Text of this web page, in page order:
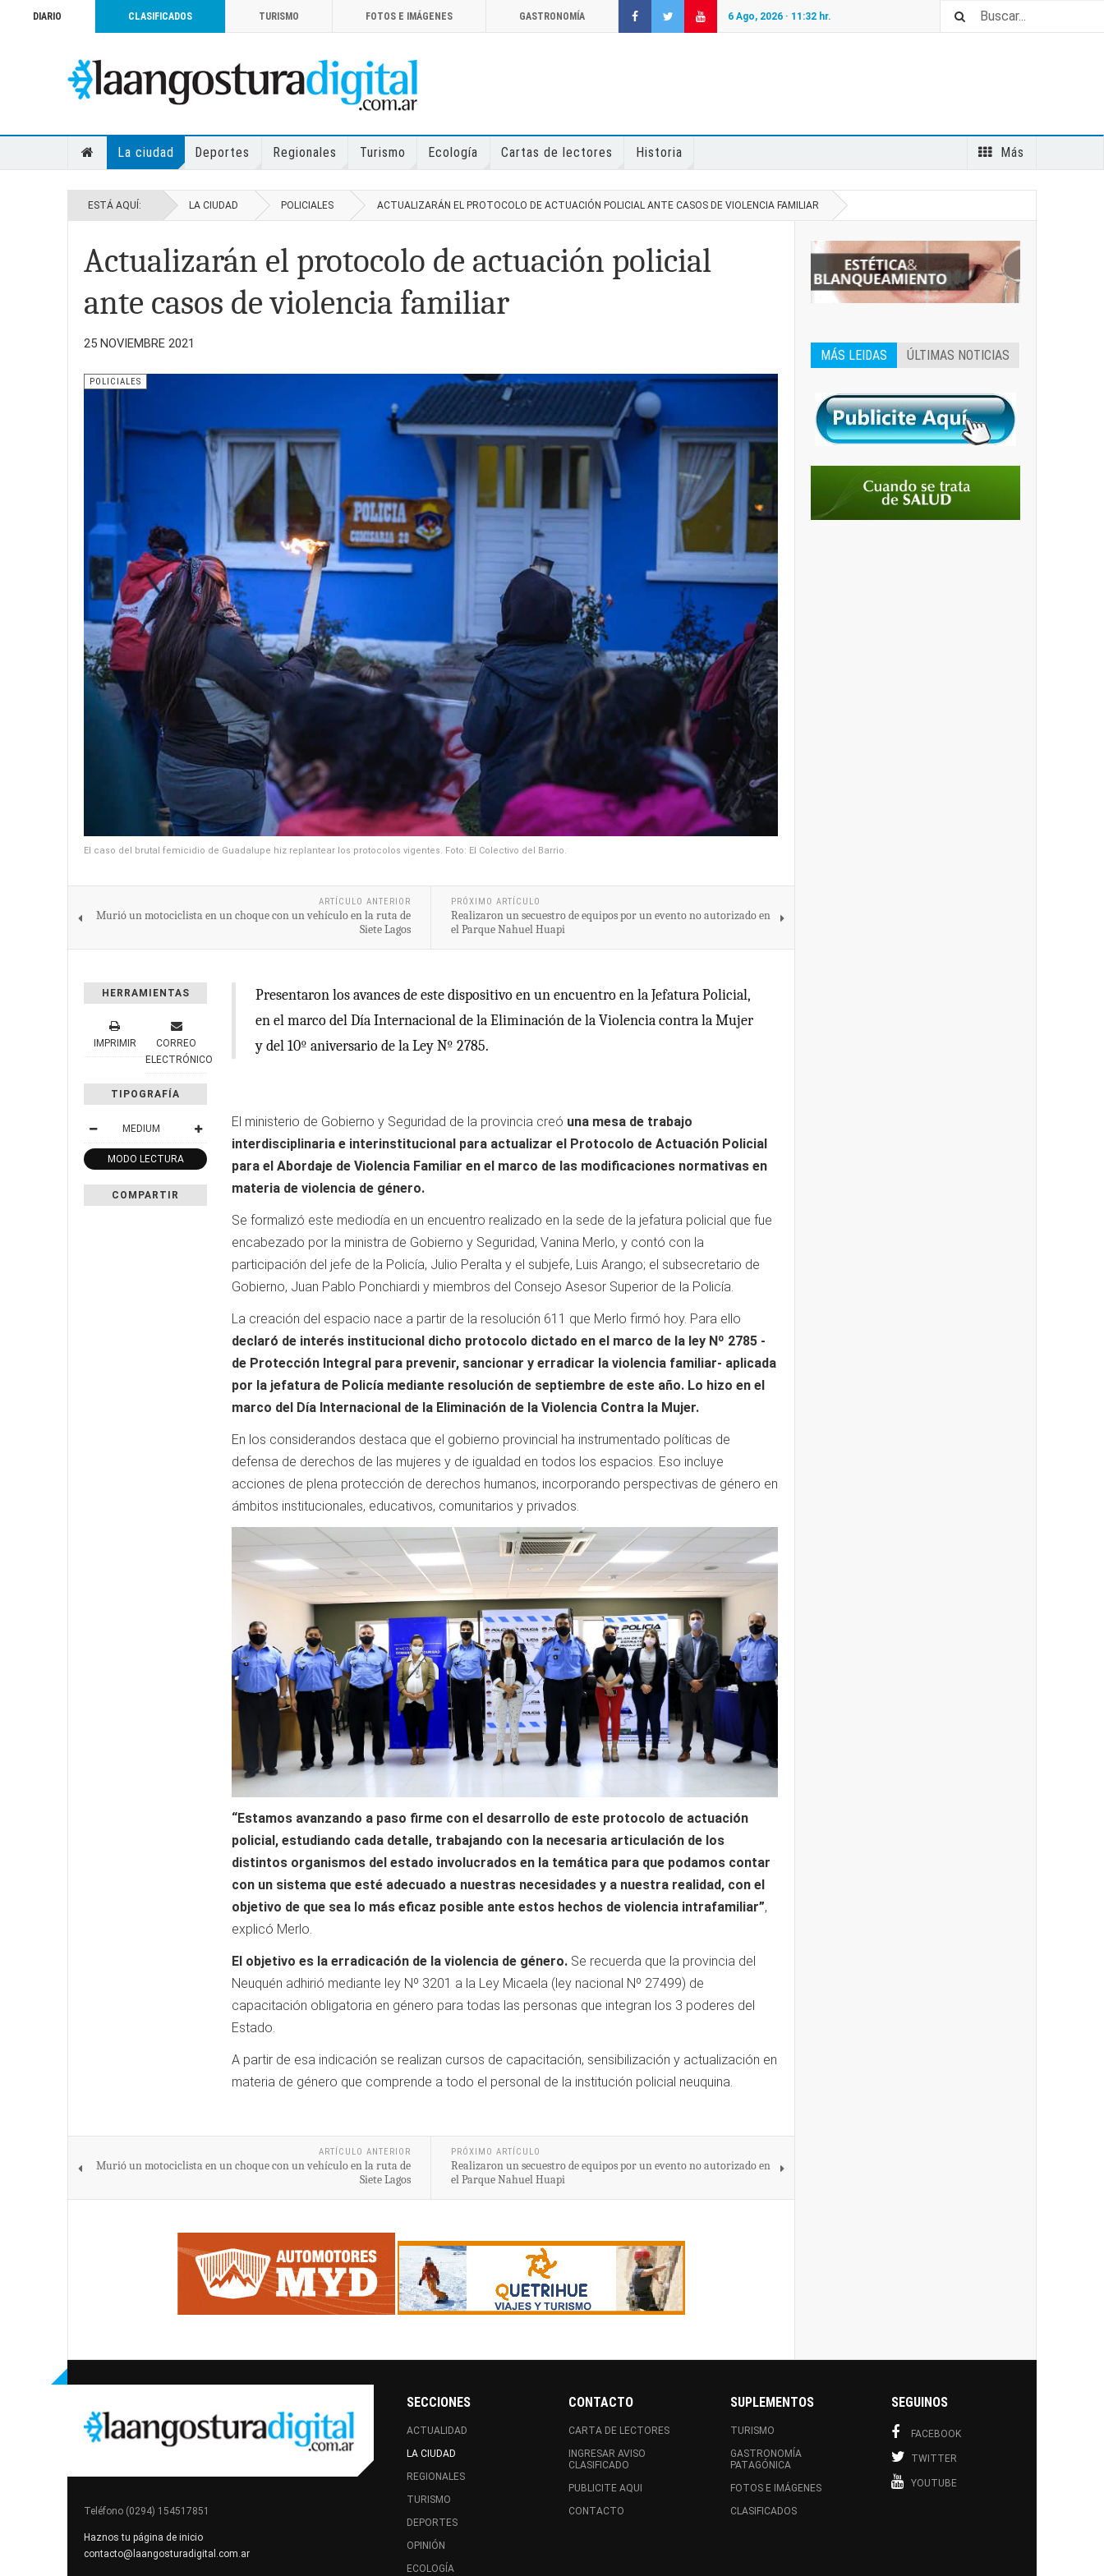
6 Ago, 2026 · 11:32 hr.
DIARIO CLASIFICADOS TURISMO FOTOS E IMÁGENES GASTRONOMÍA
La ciudad Deportes Regionales Turismo Ecología Cartas de lectores Historia Más
ESTÁ AQUÍ: LA CIUDAD POLICIALES ACTUALIZARÁN EL PROTOCOLO DE ACTUACIÓN POLICIAL ANTE CASOS DE VIOLENCIA FAMILIAR
Actualizarán el protocolo de actuación policial
ante casos de violencia familiar
25 NOVIEMBRE 2021
El caso del brutal femicidio de Guadalupe hiz replantear los protocolos vigentes. Foto: El Colectivo del Barrio.
POLICIALES
ARTÍCULO ANTERIOR
Murió un motociclista en un choque con un vehículo en la ruta de
Siete Lagos
PRÓXIMO ARTÍCULO
Realizaron un secuestro de equipos por un evento no autorizado en
el Parque Nahuel Huapi
HERRAMIENTAS
IMPRIMIR
CORREO
ELECTRÓNICO
TIPOGRAFÍA
MEDIUM
MODO LECTURA
COMPARTIR
Presentaron los avances de este dispositivo en un encuentro en la Jefatura Policial,
en el marco del Día Internacional de la Eliminación de la Violencia contra la Mujer
y del 10º aniversario de la Ley Nº 2785.
El ministerio de Gobierno y Seguridad de la provincia creó una mesa de trabajo
interdisciplinaria e interinstitucional para actualizar el Protocolo de Actuación Policial
para el Abordaje de Violencia Familiar en el marco de las modificaciones normativas en
materia de violencia de género.
Se formalizó este mediodía en un encuentro realizado en la sede de la jefatura policial que fue
encabezado por la ministra de Gobierno y Seguridad, Vanina Merlo, y contó con la
participación del jefe de la Policía, Julio Peralta y el subjefe, Luis Arango; el subsecretario de
Gobierno, Juan Pablo Ponchiardi y miembros del Consejo Asesor Superior de la Policía.
La creación del espacio nace a partir de la resolución 611 que Merlo firmó hoy. Para ello
declaró de interés institucional dicho protocolo dictado en el marco de la ley Nº 2785 -
de Protección Integral para prevenir, sancionar y erradicar la violencia familiar- aplicada
por la jefatura de Policía mediante resolución de septiembre de este año. Lo hizo en el
marco del Día Internacional de la Eliminación de la Violencia Contra la Mujer.
En los considerandos destaca que el gobierno provincial ha instrumentado políticas de
defensa de derechos de las mujeres y de igualdad en todos los espacios. Eso incluye
acciones de plena protección de derechos humanos, incorporando perspectivas de género en
ámbitos institucionales, educativos, comunitarios y privados.
“Estamos avanzando a paso firme con el desarrollo de este protocolo de actuación
policial, estudiando cada detalle, trabajando con la necesaria articulación de los
distintos organismos del estado involucrados en la temática para que podamos contar
con un sistema que esté adecuado a nuestras necesidades y a nuestra realidad, con el
objetivo de que sea lo más eficaz posible ante estos hechos de violencia intrafamiliar”,
explicó Merlo.
El objetivo es la erradicación de la violencia de género. Se recuerda que la provincia del
Neuquén adhirió mediante ley Nº 3201 a la Ley Micaela (ley nacional Nº 27499) de
capacitación obligatoria en género para todas las personas que integran los 3 poderes del
Estado.
A partir de esa indicación se realizan cursos de capacitación, sensibilización y actualización en
materia de género que comprende a todo el personal de la institución policial neuquina.
ARTÍCULO ANTERIOR
Murió un motociclista en un choque con un vehículo en la ruta de
Siete Lagos
PRÓXIMO ARTÍCULO
Realizaron un secuestro de equipos por un evento no autorizado en
el Parque Nahuel Huapi
MÁS LEIDAS ÚLTIMAS NOTICIAS
Teléfono (0294) 154517851
Haznos tu página de inicio
contacto@laangosturadigital.com.ar
SECCIONES
ACTUALIDAD
LA CIUDAD
REGIONALES
TURISMO
DEPORTES
OPINIÓN
ECOLOGÍA
CONTACTO
CARTA DE LECTORES
INGRESAR AVISO
CLASIFICADO
PUBLICITE AQUI
CONTACTO
SUPLEMENTOS
TURISMO
GASTRONOMÍA
PATAGÓNICA
FOTOS E IMÁGENES
CLASIFICADOS
SEGUINOS
FACEBOOK
TWITTER
YOUTUBE